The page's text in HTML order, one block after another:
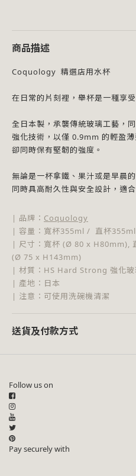
商品描述
Coquology 精選店用水杯
在日常的片刻裡，舉杯是一種享受
全日本製，承襲傳統玻璃工藝，
強化技術，以僅 0.9mm 的輕盈
卻同時保有堅韌的強度。
無論是一杯拿鐵、果汁或是早晨
同時具高耐久性與安全設計，適
| 品牌： Coquology
| 容量：寬杯355ml / 直杯
| 尺寸：寬杯 (Ø 80 x H80mm),
(Ø 75 x H143mm)
| 材質：HS Hard Strong 強化玻
| 產地：日本
| 注意：可使用洗碗機清潔
送貨及付款方式
Follow us on
Pay securely with